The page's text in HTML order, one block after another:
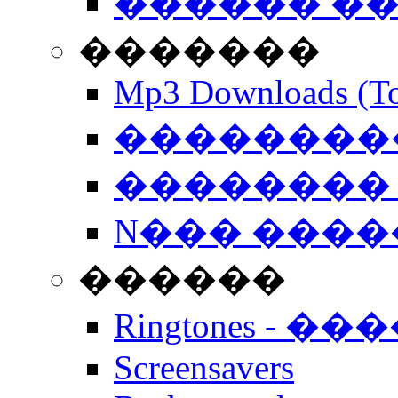
�������
Mp3 Downloads
��������
N���
������
Ringtones -
Screensavers